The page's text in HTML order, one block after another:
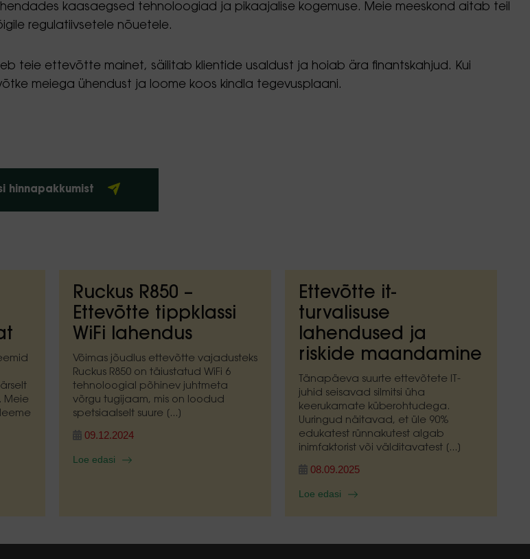
kaasaegsed tehnoloogiad ja pikaajalise kogemuse. Meie meeskond aitab teil
regulatiivsetele nõuetele.
teie ettevõtte mainet, säilitab klientide usaldust ja hoiab ära finantskahjud. Kui
meiega ühendust ja loome koos kindla tegevusplaani.
hinnapakkumist
Meie
Ruckus R850 –
Ettevõtte tippklassi
WiFi lahendus
Võimas jõudlus ettevõtte vajadusteks
Ruckus R850 on täiustatud WiFi 6
tehnoloogial põhinev juhtmeta
võrgu tugijaam, mis on loodud
spetsiaalselt suure [...]
09.12.2024
Loe edasi
Ettevõtte it-
turvalisuse
lahendused ja
riskide maandamine
Tänapäeva suurte ettevõtete IT-
juhid seisavad silmitsi üha
keerukamate küberohtudega.
Uuringud näitavad, et üle 90%
edukatest rünnakutest algab
inimfaktorist või välditavatest [...]
08.09.2025
Loe edasi